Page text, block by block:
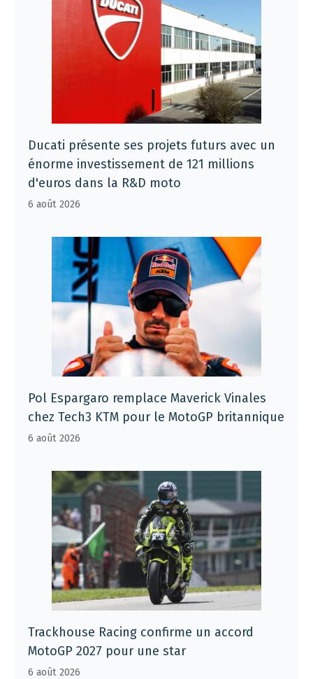
Ducati présente ses projets futurs avec un
énorme investissement de 121 millions
d'euros dans la R&D moto
6 août 2026
Pol Espargaro remplace Maverick Vinales
chez Tech3 KTM pour le MotoGP britannique
6 août 2026
Trackhouse Racing confirme un accord
MotoGP 2027 pour une star
6 août 2026